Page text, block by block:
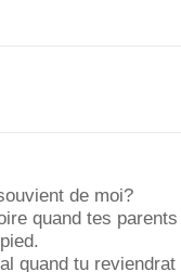
de moi?
quand tes
quand tu